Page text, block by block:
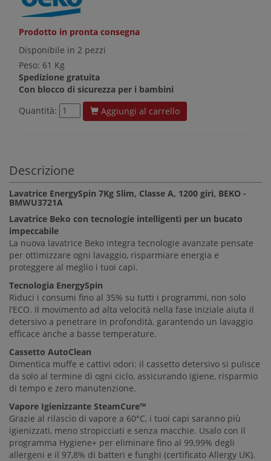
Prodotto in pronta consegna
Disponibile in 2 pezzi
Peso: 61 Kg
Spedizione gratuita
Con blocco di sicurezza per i bambini
Quantità:
Aggiungi al carrello
Descrizione
Lavatrice EnergySpin 7Kg Slim, Classe A, 1200 giri, BEKO -
BMWU3721A
Lavatrice Beko con tecnologie intelligenti per un bucato
impeccabile
La nuova lavatrice Beko integra tecnologie avanzate pensate
per ottimizzare ogni lavaggio, risparmiare energia e
proteggere al meglio i tuoi capi.
Tecnologia EnergySpin
Riduci i consumi fino al 35% su tutti i programmi, non solo
l’ECO. Il movimento ad alta velocità nella fase iniziale aiuta il
detersivo a penetrare in profondità, garantendo un lavaggio
efficace anche a basse temperature.
Cassetto AutoClean
Dimentica muffe e cattivi odori: il cassetto detersivo si pulisce
da solo al termine di ogni ciclo, assicurando igiene, risparmio
di tempo e zero manutenzione.
Vapore Igienizzante SteamCure™
Grazie al rilascio di vapore a 60°C, i tuoi capi saranno più
igienizzati, meno stropicciati e senza macchie. Usalo con il
programma Hygiene+ per eliminare fino al 99,99% degli
allergeni e il 97,8% di batteri e funghi (certificato Allergy UK).